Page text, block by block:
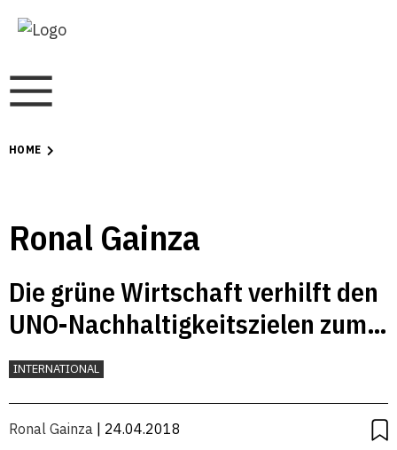
HOME
Ronal Gainza
Die grüne Wirtschaft verhilft den
UNO-Nachhaltigkeitszielen zum
Erfolg
INTERNATIONAL
Ronal Gainza | 24.04.2018